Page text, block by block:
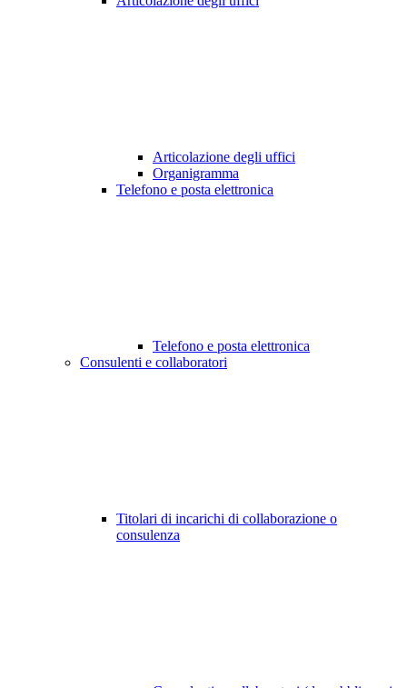
Articolazione degli uffici
Organigramma
Telefono e posta elettronica
Telefono e posta elettronica
Consulenti e collaboratori
Titolari di incarichi di collaborazione o
consulenza